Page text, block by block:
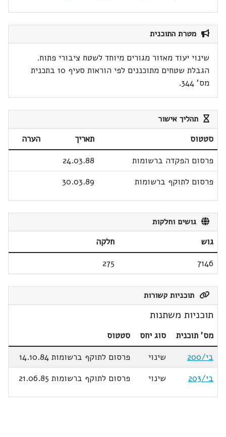
מטרת התוכנית
שינוי יעוד מאזור מגורים מיוחד לשטח ציבורי פתוח.
הגבלת שטחים מתוכננים לפי הוראות סעיף 10 בתכנית
מס' 344.
תהליך אישור
סטטוס תאריך
הערה
פרסום הפקדה ברשומות
24.03.88
פרסום לתוקף ברשומות
30.03.89
גושים וחלקות
גוש
חלקה
7146
275
תוכניות קשורות
תוכניות משתנות
מס' תוכנית סוג יחס
סטטוס
בי/200
שינוי
פרסום לתוקף ברשומות 14.10.84
בי/203
שינוי פרסום לתוקף ברשומות 21.06.85